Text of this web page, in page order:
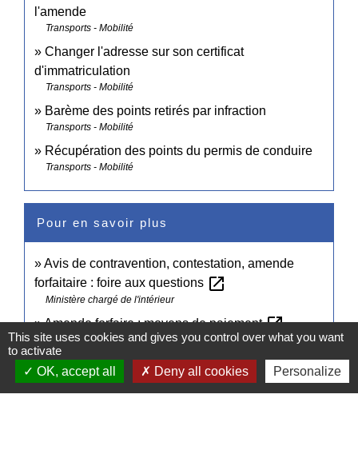
l'amende
Transports - Mobilité
Changer l'adresse sur son certificat
d'immatriculation
Transports - Mobilité
Barème des points retirés par infraction
Transports - Mobilité
Récupération des points du permis de conduire
Transports - Mobilité
Pour en savoir plus
Avis de contravention, contestation, amende
forfaitaire : foire aux questions open_in_new
Ministère chargé de l'intérieur
Amende forfaire : moyens de paiementopen_in_new
Ministère chargé de l'intérieur
Procès verbal électronique (PVE) : comment ça
marche ?open_in_new
This site uses cookies and gives you control over what you want
to activate
OK, accept all
Deny all cookies Personalize